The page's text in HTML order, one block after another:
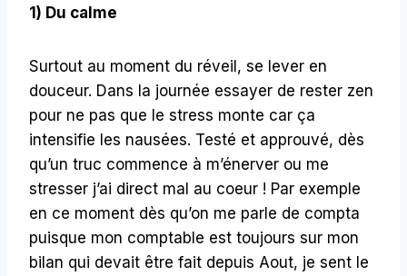
1) Du calme
Surtout au moment du réveil, se lever en
douceur. Dans la journée essayer de rester zen
pour ne pas que le stress monte car ça
intensifie les nausées. Testé et approuvé, dès
qu’un truc commence à m’énerver ou me
stresser j’ai direct mal au coeur ! Par exemple
en ce moment dès qu’on me parle de compta
puisque mon comptable est toujours sur mon
bilan qui devait être fait depuis Aout, je sent le